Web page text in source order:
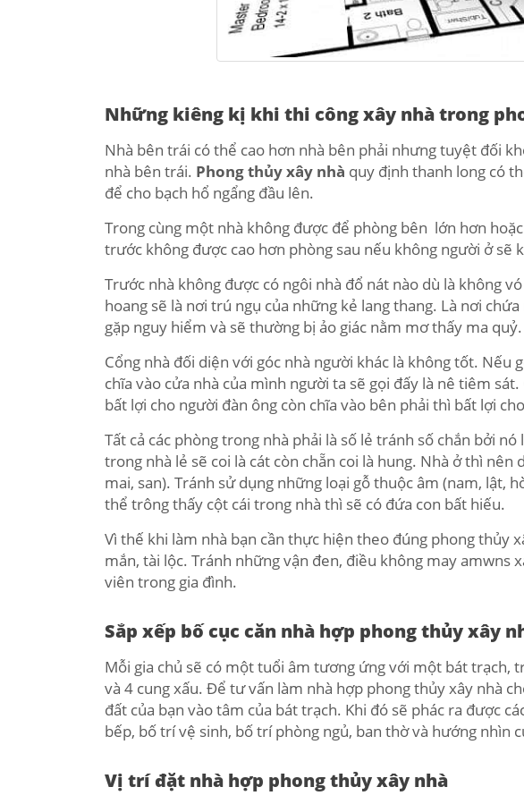
Những kiêng kị khi thi công xây nhà trong
Nhà bên trái có thể cao hơn nhà bên phải nhưng tuyệt đối
nhà bên trái. Phong thủy xây nhà quy định thanh long có
để cho bạch hổ ngẩng đầu lên.
Trong cùng một nhà không được để phòng bên lớn hơn
trước không được cao hơn phòng sau nếu không người ở sẽ
Trước nhà không được có ngôi nhà đổ nát nào dù là không
hoang sẽ là nơi trú ngụ của những kẻ lang thang. Là nơi
gặp nguy hiểm và sẽ thường bị ảo giác nằm mơ thấy ma quỷ.
Cổng nhà đối diện với góc nhà người khác là không tốt. Nếu
chĩa vào cửa nhà của mình người ta sẽ gọi đấy là nê tiêm
bất lợi cho người đàn ông còn chĩa vào bên phải thì bất lợi
Tất cả các phòng trong nhà phải là số lẻ tránh số chắn bởi
trong nhà lẻ sẽ coi là cát còn chẵn coi là hung. Nhà ở thì nên
mai, san). Tránh sử dụng những loại gỗ thuộc âm (nam, lật,
thể trông thấy cột cái trong nhà thì sẽ có đứa con bất hiếu.
Vì thế khi làm nhà bạn cần thực hiện theo đúng phong thủy
mắn, tài lộc. Tránh những vận đen, điều không may amwns
viên trong gia đình.
Sắp xếp bố cục căn nhà hợp phong thủy xây
Mỗi gia chủ sẽ có một tuổi âm tương ứng với một bát trạch,
và 4 cung xấu. Để tư vấn làm nhà hợp phong thủy xây nhà
đất của bạn vào tâm của bát trạch. Khi đó sẽ phác ra được
bếp, bố trí vệ sinh, bố trí phòng ngủ, ban thờ và hướng nhìn
Vị trí đặt nhà hợp phong thủy xây nhà